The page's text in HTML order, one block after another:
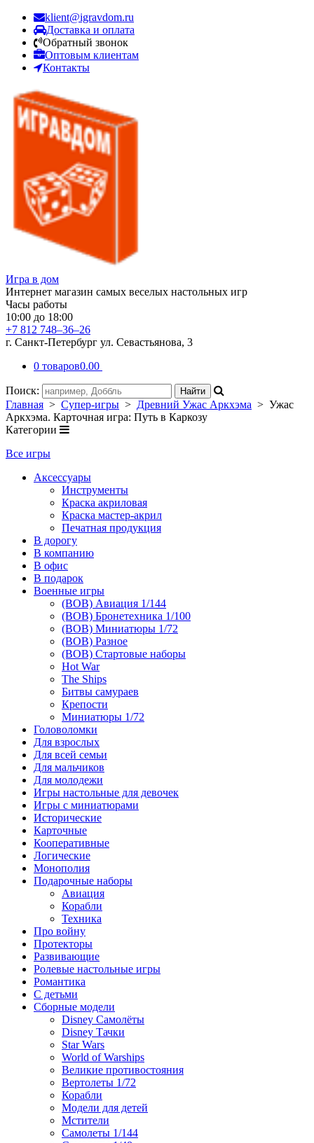
klient@igravdom.ru
Доставка и оплата
Обратный звонок
Оптовым клиентам
Контакты
Игра в дом
Интернет магазин самых веселых настольных игр
Часы работы
10:00 до 18:00
+7 812 748–36–26
г. Санкт-Петербург ул. Севастьянова, 3
0 товаров0.00
Поиск:
Главная > Супер-игры > Древний Ужас Аркхэма > Ужас
Аркхэма. Карточная игра: Путь в Каркозу
Категории
Все игры
Аксессуары
Инструменты
Краска акриловая
Краска мастер-акрил
Печатная продукция
В дорогу
В компанию
В офис
В подарок
Военные игры
(ВОВ) Авиация 1/144
(ВОВ) Бронетехника 1/100
(ВОВ) Миниатюры 1/72
(ВОВ) Разное
(ВОВ) Стартовые наборы
Hot War
The Ships
Битвы самураев
Крепости
Миниатюры 1/72
Головоломки
Для взрослых
Для всей семьи
Для мальчиков
Для молодежи
Игры настольные для девочек
Игры с миниатюрами
Исторические
Карточные
Кооперативные
Логические
Монополия
Подарочные наборы
Авиация
Корабли
Техника
Про войну
Протекторы
Развивающие
Ролевые настольные игры
Романтика
С детьми
Сборные модели
Disney Самолёты
Disney Тачки
Star Wars
World of Warships
Великие противостояния
Вертолеты 1/72
Корабли
Модели для детей
Мстители
Самолеты 1/144